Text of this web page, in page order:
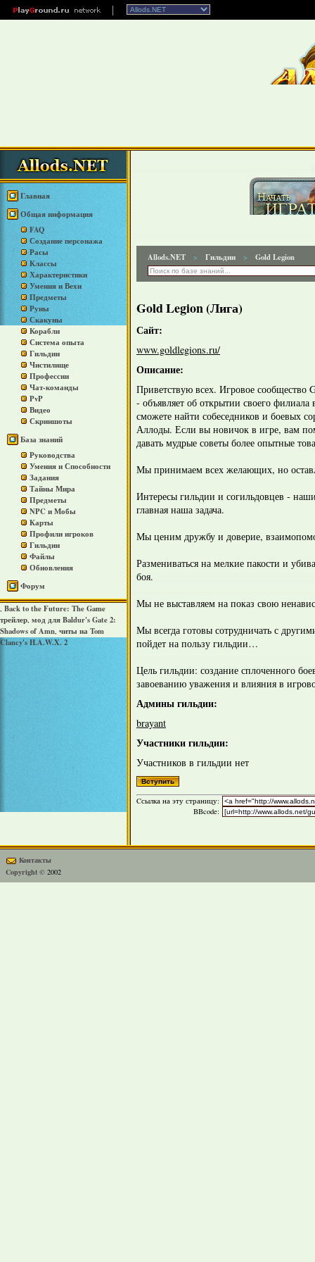
Главная
Общая информация
FAQ
Создание персонажа
Расы
Классы
Характеристики
Умения и Вехи
Предметы
Руны
Скакуны
Корабли
Система опыта
Гильдии
Чистилище
Профессии
Чат-команды
PvP
Видео
Скриншоты
База знаний
Руководства
Умения и Способности
Задания
Тайны Мира
Предметы
NPC и Мобы
Карты
Профили игроков
Гильдии
Файлы
Обновления
Форум
, Back to the Future: The Game
трейлер, мод для Baldur's Gate 2:
Shadows of Amn, читы на Tom
Clancy's H.A.W.X. 2
Allods.NET > Гильдии > Gold Legion
Gold Legion (Лига)
Сайт:
www.goldlegions.ru/
Описание:
Приветствую всех. Игровое сообщество
- объявляет об открытии своего
сможете найти собеседников и боевых
Аллоды. Если вы новичок в игре, вам
давать мудрые советы более опытные
Мы принимаем всех желающих, но
Интересы гильдии и согильдовцев -
главная наша задача.
Мы ценим дружбу и доверие,
Размениваться на мелкие пакости и
боя.
Мы не выставляем на показ свою
Мы всегда готовы сотрудничать с
пойдет на пользу гильдии…
Цель гильдии: создание сплоченного
завоеванию уважения и влияния в
Админы гильдии:
brayant
Участники гильдии:
Участников в гильдии нет
Cсылка на эту страницу:
BBcode:
Контакты
Copyright © 2002